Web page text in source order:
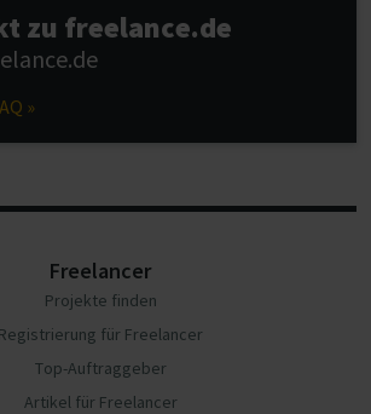
zu freelance.de
»
Freelancer
Projekte finden
Registrierung für Freelancer
Top-Auftraggeber
Artikel für Freelancer